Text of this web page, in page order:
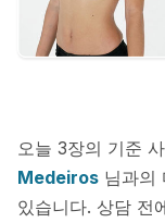
오늘 3장의 기준
Medeiros 님과의
있습니다. 상담 전